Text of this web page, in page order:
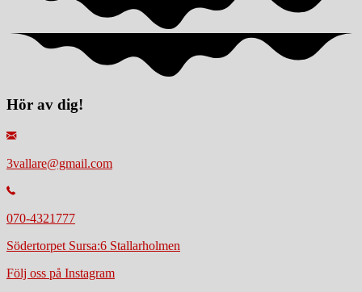
Hör av dig!
3vallare@gmail.com
070-4321777
Södertorpet Sursa:6 Stallarholmen
Följ oss på Instagram